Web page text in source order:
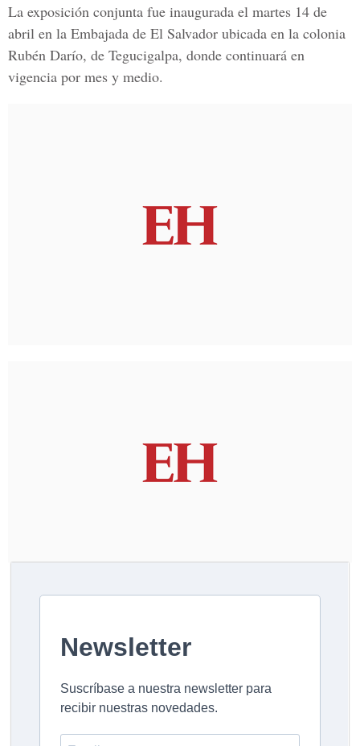
La exposición conjunta fue inaugurada el martes 14 de
abril en la Embajada de El Salvador ubicada en la colonia
Rubén Darío, de Tegucigalpa, donde continuará en
vigencia por mes y medio.